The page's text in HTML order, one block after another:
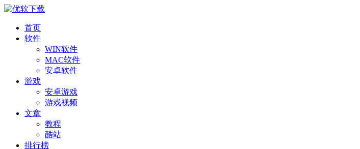
首页
软件
WIN软件
MAC软件
安卓软件
游戏
安卓游戏
游戏视频
文章
教程
酷站
排行榜